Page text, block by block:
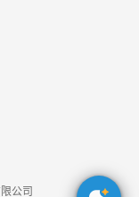
公司